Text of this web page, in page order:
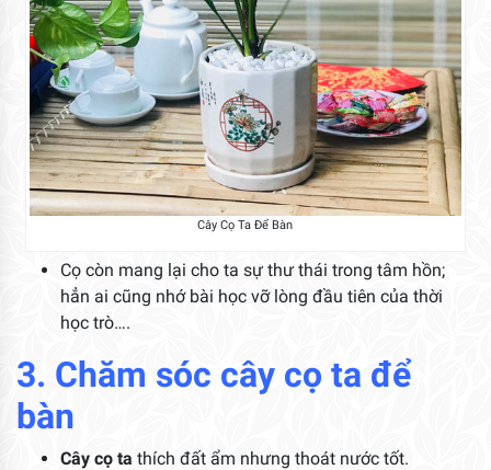
Cây Cọ Ta Để Bàn
Cọ còn mang lại cho ta sự thư thái trong tâm hồn;
hẳn ai cũng nhớ bài học vỡ lòng đầu tiên của thời
học trò….
3. Chăm sóc cây cọ ta để
bàn
Cây cọ ta thích đất ẩm nhưng thoát nước tốt.